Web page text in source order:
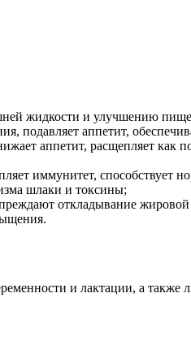
жидкости и улучшению
подавляет аппетит,
аппетит, расщепляет как
иммунитет, способствует
шлаки и токсины;
откладывание жировой
и лактации, а также